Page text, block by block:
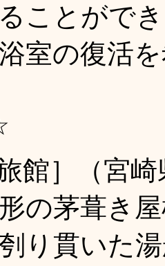
ことがで
室の復活
館］（宮
の茅葺き
り貫いた